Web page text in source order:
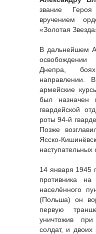
звание
вручением
«Золотая
В дальнейшем
освобождении
Днепра,
направлении.
армейские
был назначен
гвардейской
роты 94-й
Позже
Ясско-
наступательных
14 января 1945
противника
населённого
(Польша) он
первую
уничтожив
солдат, и